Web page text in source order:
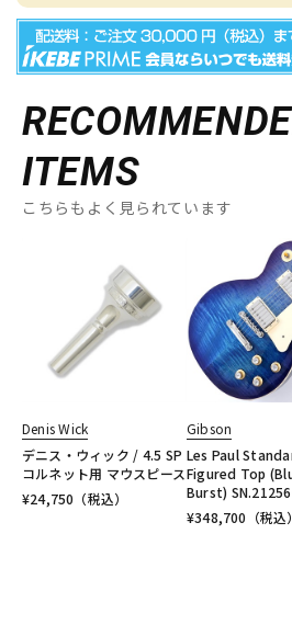
ITEMS
こちらもよく見られています
Denis Wick
デニス・ウィック / 4.5 SP
コルネット用 マウスピース
¥24,750 （税込）
Gibson
Les Paul
Figured Top
Burst)
¥348,700 （税込）